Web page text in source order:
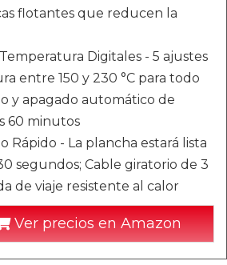
flotantes que reducen la
Digitales - 5 ajustes
entre 150 y 230 °C para todo
y apagado automático de
60 minutos
Rápido - La plancha estará lista
segundos; Cable giratorio de 3
de viaje resistente al calor
Ver precios en Amazon